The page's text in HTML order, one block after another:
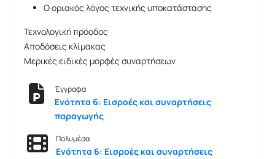
Ο οριακός λόγος τεχνικής υποκατάστασης
Τεχνολογική πρόοδος
Αποδόσεις κλίμακας
Μερικές ειδικές μορφές συναρτήσεων
Έγγραφα
Ενότητα 6: Εισροές και συναρτήσεις
παραγωγής
Πολυμέσα
Ενότητα 6: Εισροές και συναρτήσεις